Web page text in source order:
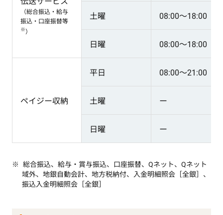
（総合振込・給与
振込・口座振替等
※）
土曜 08:00～18:00
日曜 08:00～18:00
ペイジー収納
平日 08:00～21:00
土曜 ー
日曜 ー
総合振込、給与・賞与振込、口座振替、Qネット、Qネット
域外、地銀自動会計、地方税納付、入金明細照会［全銀］、
振込入金明細照会［全銀］